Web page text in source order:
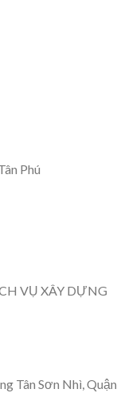
Phú
VỤ XÂY DỰNG
Tân Sơn Nhì, Quận